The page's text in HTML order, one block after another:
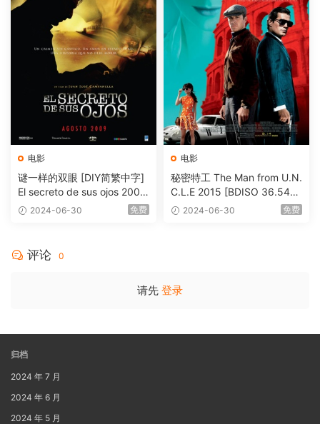
电影
谜一样的双眼 [DIY简繁中字]
El secreto de sus ojos 2009
1080p Blu-ray AVC DTS-HD
2024-06-30 免费
电影
秘密特工 The Man from U.N.
C.L.E 2015 [BDISO 36.54G
B] 2024-06-30 免费
评论 0
请先 登录
归档
2024 年 7 月
2024 年 6 月
2024 年 5 月